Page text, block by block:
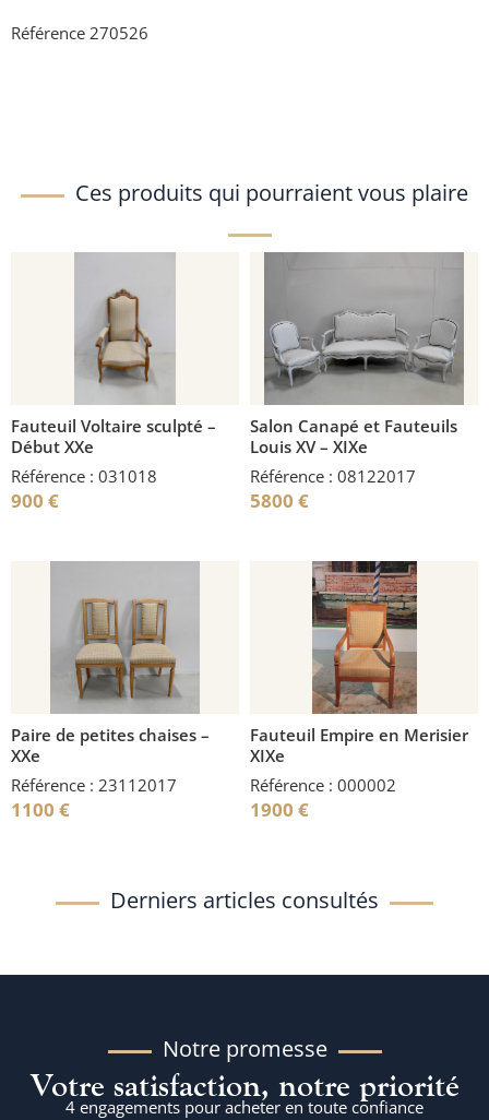
Référence 270526
Ces produits qui pourraient vous plaire
Fauteuil Voltaire sculpté –
Début XXe
Référence : 031018
900 €
Salon Canapé et Fauteuils
Louis XV – XIXe
Référence : 08122017
5800 €
Paire de petites chaises –
XXe
Référence : 23112017
1100 €
Fauteuil Empire en Merisier
XIXe
Référence : 000002
1900 €
Derniers articles consultés
Notre promesse
Votre satisfaction, notre priorité
4 engagements pour acheter en toute confiance